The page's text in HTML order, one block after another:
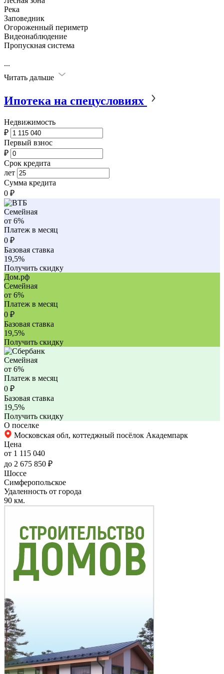
Река
Заповедник
Огороженный периметр
Видеонаблюдение
Пропускная система
...
Читать дальше
Ипотека на спецусловиях
Недвижимость
₽
Первый взнос
₽
Срок кредита
лет
Сумма кредита
0 ₽
Семейная
от 6%
Платеж в месяц
0 ₽
Базовая ставка
19,5%
Получить скидку
Дом.рф
Семейная
от 6%
Платеж в месяц
0 ₽
Базовая ставка
19,5%
Получить скидку
Семейная
от 6%
Платеж в месяц
0 ₽
Базовая ставка
19,5%
Получить скидку
О поселке
Московская обл, коттеджный посёлок Академпарк
Цена
от 1 115 040
до 2 675 850 ₽
Шоссе
Симферопольское
Удаленность от города
90 км.